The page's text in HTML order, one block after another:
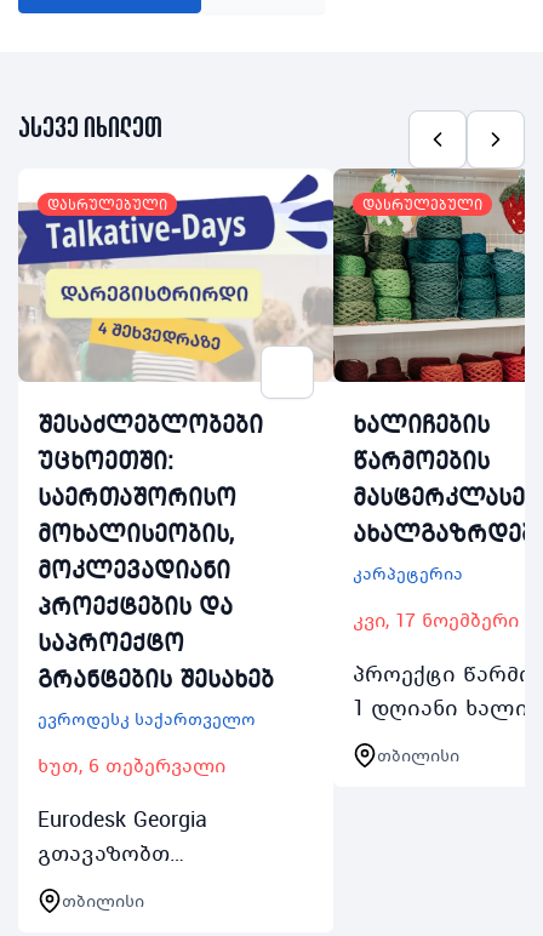
ასევე იხილეთ
დასრულებული
შესაძლებლობები
უცხოეთში:
საერთაშორისო
მოხალისეობის,
მოკლევადიანი
პროექტების და
საპროექტო
გრანტების შესახებ
ევროდესკ საქართველო
ხუთ, 6 თებერვალი
Eurodesk Georgia
გთავაზობთ
საინფორმაციო
შეხვედრების სერიას
თბილისი
დასრულებული
ხალიჩების
წარმოების
კარპეტერია
კვი, 17 ნოემბერი
პროექტი
1 დღიანი
წარმოების
თბილისი